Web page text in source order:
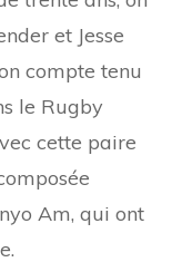
et Jesse
compte tenu
le Rugby
cette paire
Am, qui ont